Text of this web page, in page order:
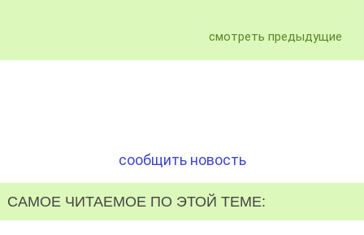
смотреть предыдущие
сообщить новость
САМОЕ ЧИТАЕМОЕ ПО ЭТОЙ ТЕМЕ: